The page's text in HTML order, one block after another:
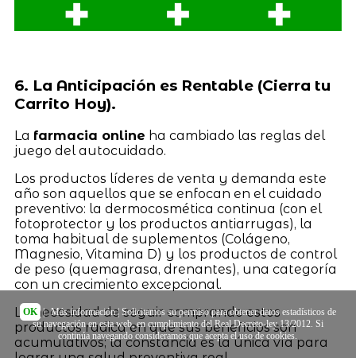
6. La Anticipación es Rentable (Cierra tu
Carrito Hoy).
La farmacia online ha cambiado las reglas del
juego del autocuidado.
Los productos líderes de venta y demanda este
año son aquellos que se enfocan en el cuidado
preventivo: la dermocosmética continua (con el
fotoprotector y los productos antiarrugas), la
toma habitual de suplementos (Colágeno,
Magnesio, Vitamina D) y los productos de control
de peso (quemagrasa, drenantes), una categoría
con un crecimiento excepcional.
La necesidad de seguir comprando estos
productos radica en que sus beneficios son
acumulativos; la constancia es la única vía para
OK | Más información| Solicitamos su permiso para obtener datos estadísticos de
su navegación en esta web, en cumplimiento del Real Decreto-ley 13/2012. Si
continúa navegando consideramos que acepta el uso de cookies.